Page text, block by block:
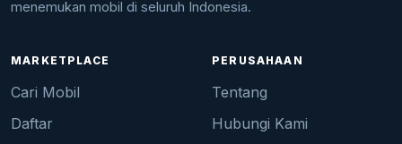
menemukan mobil di seluruh Indonesia.
MARKETPLACE
Cari Mobil
Daftar
PERUSAHAAN
Tentang
Hubungi Kami